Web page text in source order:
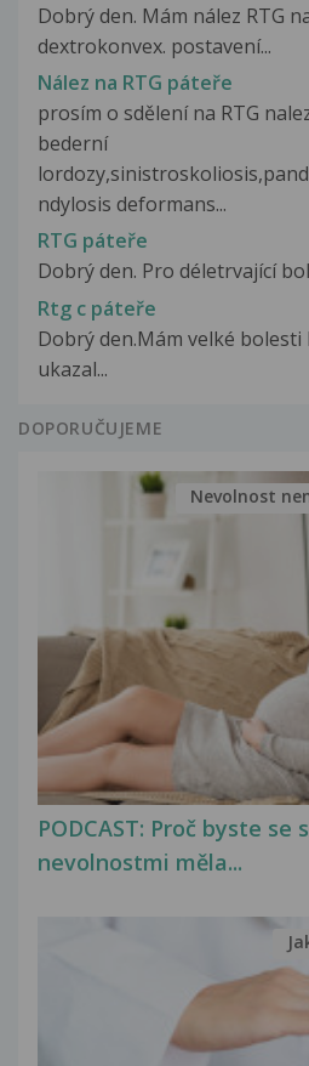
Dobrý den. Mám nález RTG
dextrokonvex. postavení...
Nález na RTG páteře
prosím o sdělení na RTG
bederní
ndylosis deformans...
RTG páteře
Dobrý den. Pro déletrvající
Rtg c páteře
Dobrý den.Mám velké bolesti
ukazal...
DOPORUČUJEME
PODCAST: Proč byste
nevolnostmi měla...
Nevolnost